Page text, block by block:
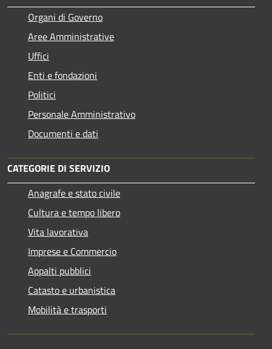
Organi di Governo
Aree Amministrative
Uffici
Enti e fondazioni
Politici
Personale Amministrativo
Documenti e dati
CATEGORIE DI SERVIZIO
Anagrafe e stato civile
Cultura e tempo libero
Vita lavorativa
Imprese e Commercio
Appalti pubblici
Catasto e urbanistica
Mobilità e trasporti